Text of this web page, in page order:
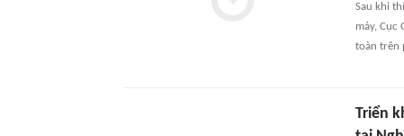
Sau khi
máy, Cục
toàn trên
Triển